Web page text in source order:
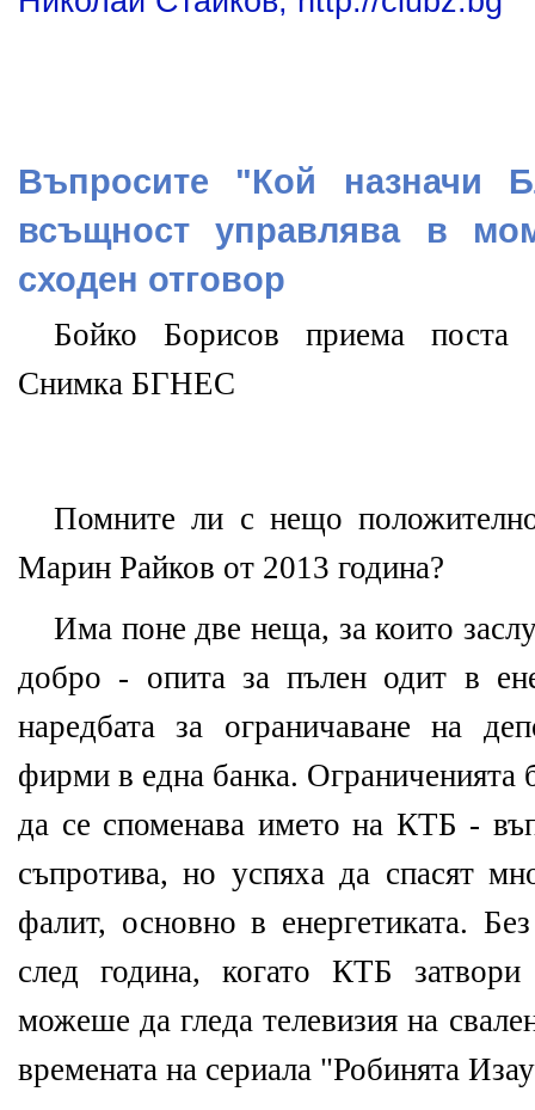
Въпросите "Кой назначи
всъщност управлява в
сходен отговор
Бойко Борисов приема поста
Снимка БГНЕС
Помните ли с нещо
Марин Райков от 2013 година?
Има поне две неща, за които
добро - опита за пълен одит в
наредбата за ограничаване на
фирми в една банка. Ограниченията
да се споменава името на КТБ -
съпротива, но успяха да спасят
фалит, основно в енергетиката.
след година, когато КТБ
можеше да гледа телевизия на
времената на сериала "Робинята